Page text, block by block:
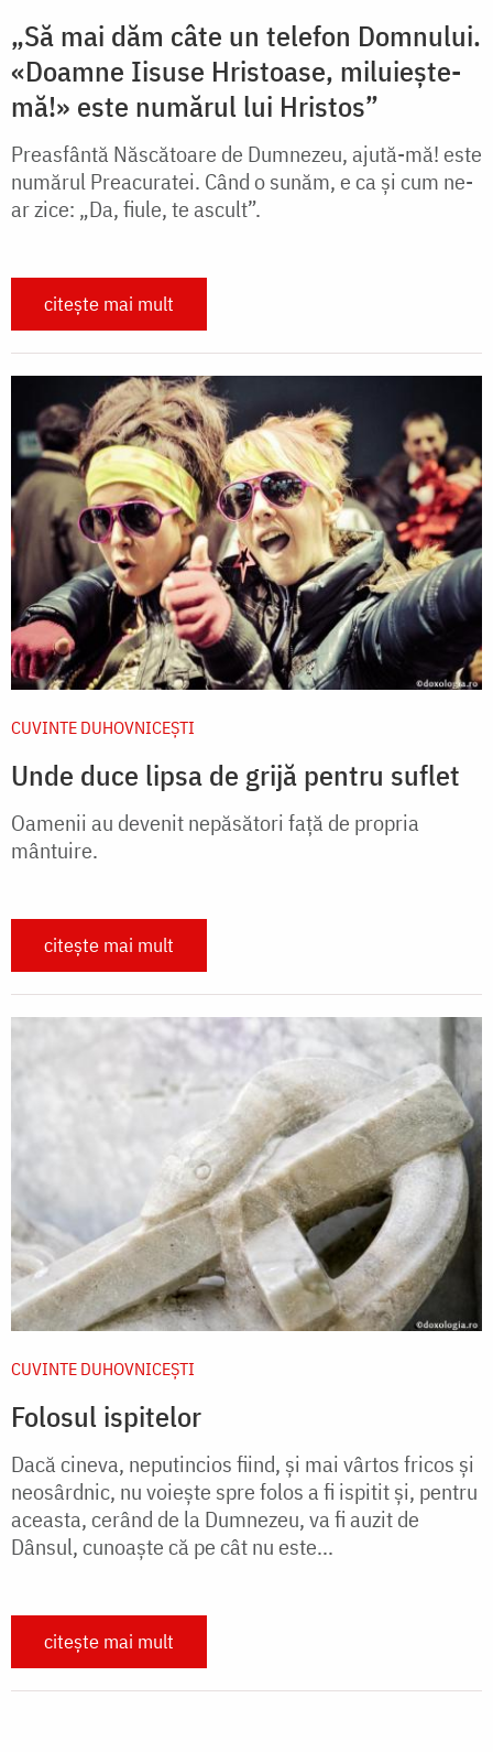
„Să mai dăm câte un telefon Domnului.
«Doamne Iisuse Hristoase, miluiește-
mă!» este numărul lui Hristos”
Preasfântă Născătoare de Dumnezeu, ajută-mă! este
numărul Preacuratei. Când o sunăm, e ca și cum ne-
ar zice: „Da, fiule, te ascult”.
citește mai mult
CUVINTE DUHOVNICEȘTI
Unde duce lipsa de grijă pentru suflet
Oamenii au devenit nepăsători faţă de propria
mântuire.
citește mai mult
CUVINTE DUHOVNICEȘTI
Folosul ispitelor
Dacă cineva, neputincios fiind, și mai vârtos fricos și
neosârdnic, nu voiește spre folos a fi ispitit și, pentru
aceasta, cerând de la Dumnezeu, va fi auzit de
Dânsul, cunoaște că pe cât nu este...
citește mai mult